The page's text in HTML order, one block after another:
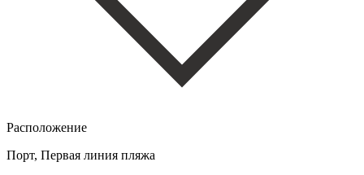
Расположение
Порт, Первая линия пляжа